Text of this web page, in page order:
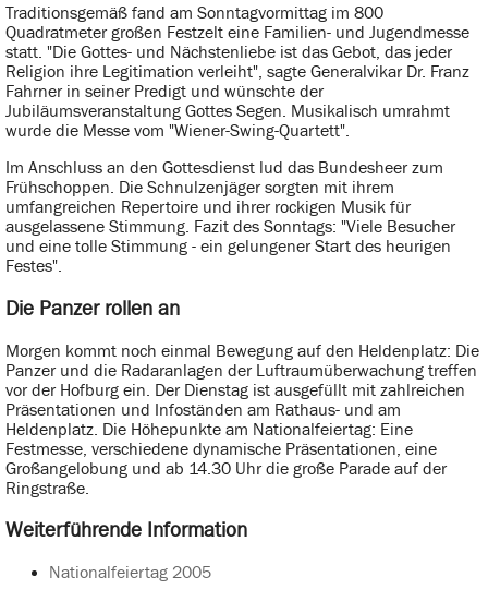
Traditionsgemäß fand am Sonntagvormittag im 800
Quadratmeter großen Festzelt eine Familien- und Jugendmesse
statt. "Die Gottes- und Nächstenliebe ist das Gebot, das jeder
Religion ihre Legitimation verleiht", sagte Generalvikar Dr. Franz
Fahrner in seiner Predigt und wünschte der
Jubiläumsveranstaltung Gottes Segen. Musikalisch umrahmt
wurde die Messe vom "Wiener-Swing-Quartett".
Im Anschluss an den Gottesdienst lud das Bundesheer zum
Frühschoppen. Die Schnulzenjäger sorgten mit ihrem
umfangreichen Repertoire und ihrer rockigen Musik für
ausgelassene Stimmung. Fazit des Sonntags: "Viele Besucher
und eine tolle Stimmung - ein gelungener Start des heurigen
Festes".
Die Panzer rollen an
Morgen kommt noch einmal Bewegung auf den Heldenplatz: Die
Panzer und die Radaranlagen der Luftraumüberwachung treffen
vor der Hofburg ein. Der Dienstag ist ausgefüllt mit zahlreichen
Präsentationen und Infoständen am Rathaus- und am
Heldenplatz. Die Höhepunkte am Nationalfeiertag: Eine
Festmesse, verschiedene dynamische Präsentationen, eine
Großangelobung und ab 14.30 Uhr die große Parade auf der
Ringstraße.
Weiterführende Information
Nationalfeiertag 2005